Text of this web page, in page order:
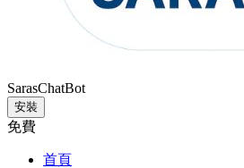
SarasChatBot
安裝
免費
首頁